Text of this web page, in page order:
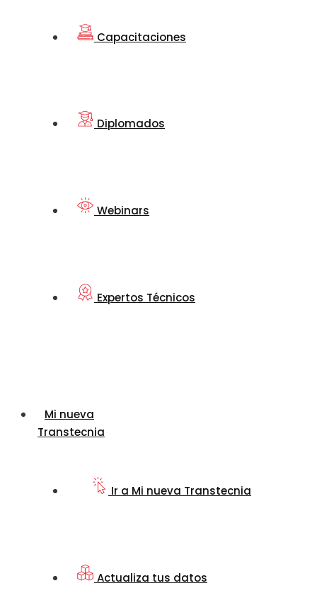
Capacitaciones
Diplomados
Webinars
Expertos Técnicos
Mi nueva
Transtecnia
Ir a Mi nueva Transtecnia
Actualiza tus datos